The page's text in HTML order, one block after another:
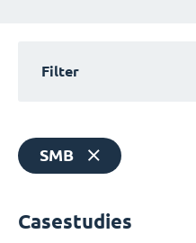
Filter
SMB
Casestudies